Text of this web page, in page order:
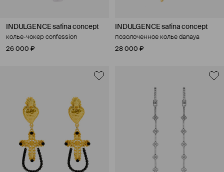
INDULGENCE safina concept
колье-чокер confession
26 000 ₽
INDULGENCE safina concept
позолоченное колье danaya
28 000 ₽